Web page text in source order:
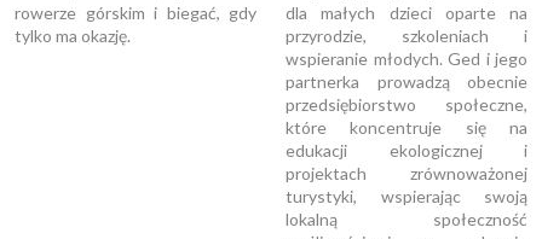
rowerze górskim i biegać, gdy
tylko ma okazję.
dla małych dzieci oparte na
przyrodzie, szkoleniach i
wspieranie młodych. Ged i jego
partnerka prowadzą obecnie
przedsiębiorstwo społeczne,
które koncentruje się na
edukacji ekologicznej i
projektach zrównoważonej
turystyki, wspierając swoją
lokalną społeczność